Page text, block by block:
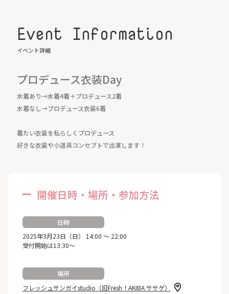
Event Information
イベント詳細
プロデュース衣装Day
水着あり→水着4着＋プロデュース2着
水着なし→プロデュース衣装6着
着たい衣装を私らしくプロデュース
好きな衣装や小道具コンセプトで出演します！
開催日時・場所・参加方法
日時
2025年3月23日（日） 14:00 ～ 22:00
受付開始は13:30～
場所
フレッシュサンガイstudio（旧Fresh！AKIBA ササゲ）